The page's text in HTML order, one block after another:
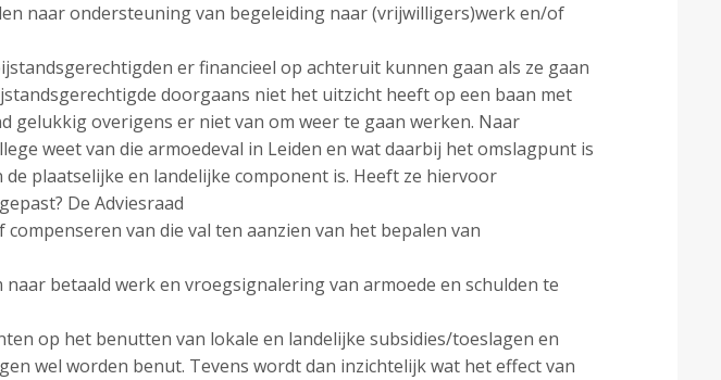
naar ondersteuning van begeleiding naar (vrijwilligers)werk en/of
er financieel op achteruit kunnen gaan als ze gaan
doorgaans niet het uitzicht heeft op een baan met
gelukkig overigens er niet van om weer te gaan werken. Naar
weet van die armoedeval in Leiden en wat daarbij het omslagpunt is
plaatselijke en landelijke component is. Heeft ze hiervoor
De Adviesraad
van die val ten aanzien van het bepalen van
betaald werk en vroegsignalering van armoede en schulden te
op het benutten van lokale en landelijke subsidies/toeslagen en
wel worden benut. Tevens wordt dan inzichtelijk wat het effect van